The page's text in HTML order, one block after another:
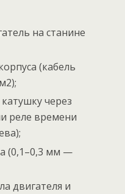
на станине
(кабель
через
реле времени
(0,1–0,3 мм —
двигателя и